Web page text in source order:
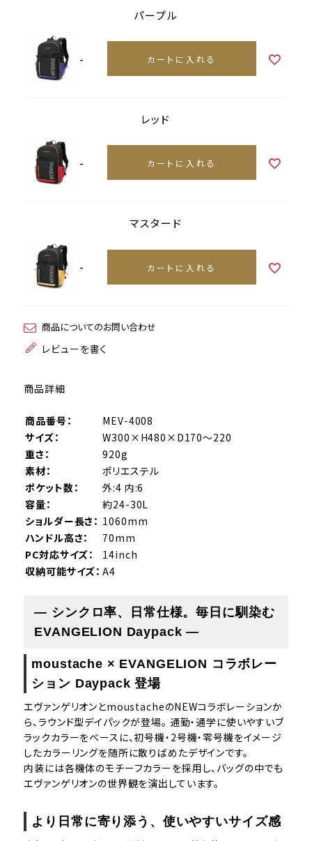
パープル
- カートに入れる
レッド
- カートに入れる
マスタード
- カートに入れる
商品についてのお問い合わせ
レビューを書く
商品詳細
商品番号：
MEV-4008
サイズ：
W300×H480×D170～220
重さ：
920g
素材：
ポリエステル
ポケット数：
外:4 内:6
容量：
約24-30L
ショルダー長さ： 1060mm
ハンドル高さ：
70mm
PC対応サイズ：
14inch
収納可能サイズ： A4
― シンクロ率、日常仕様。毎日に馴染む
EVANGELION Daypack ―
moustache × EVANGELION コラボレー
ション Daypack 登場
エヴァンゲリオンとmoustacheのNEWコラボレーションか
ら、ラウンド型デイパックが登場。 通勤・通学に使いやすいブ
ラックカラーをベースに、初号機・2号機・零号機をイメージ
したカラーリングを随所に散りばめたデザインです。
内装には各機体のモチーフカラーを採用し、バッグの中でも
エヴァンゲリオンの世界観を演出しています。
より日常に寄り添う、使いやすいサイズ感